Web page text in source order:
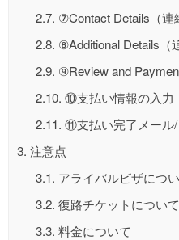
2.7. ⑦Contact Details（連
2.8. ⑧Additional Details（
2.9. ⑨Review and
2.10. ⑩支払い情報の入力
2.11. ⑪支払い完了メール
3. 注意点
3.1. アライバルビザにつ
3.2. 復路チケットについて
3.3. 料金について